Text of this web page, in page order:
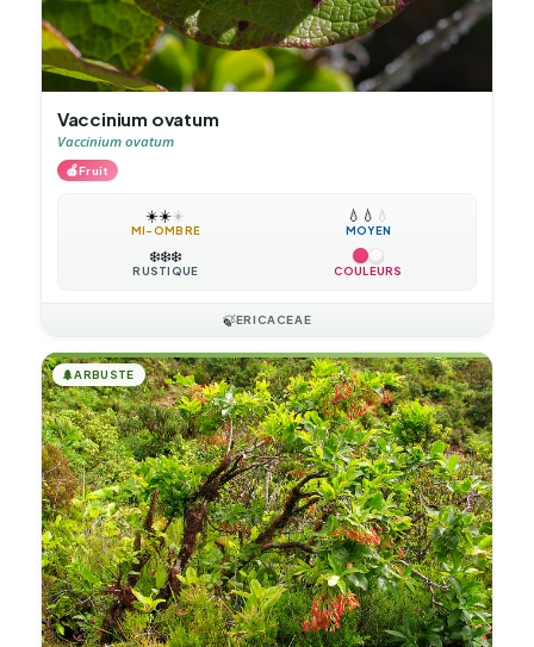
Vaccinium ovatum
Vaccinium ovatum
🍎Fruit
☀️☀️☀️
MI-OMBRE
💧 💧 💧
MOYEN
❄️❄️❄️
RUSTIQUE COULEURS
🍃ERICACEAE
🌲ARBUSTE